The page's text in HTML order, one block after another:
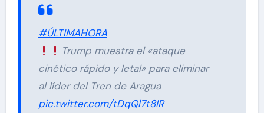
#ÚLTIMAHORA
Trump muestra el «ataque
cinético rápido y letal» para eliminar
al líder del Tren de Aragua
pic.twitter.com/tDqQl7t8IR